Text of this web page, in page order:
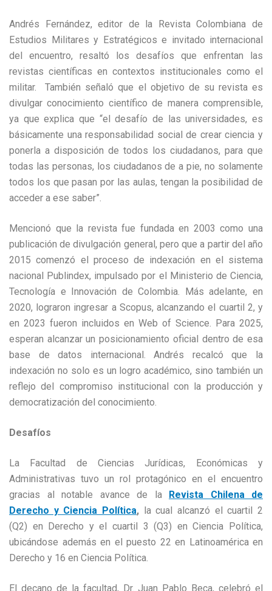
Andrés Fernández, editor de la Revista Colombiana de
Estudios Militares y Estratégicos e invitado internacional
del encuentro, resaltó los desafíos que enfrentan las
revistas científicas en contextos institucionales como el
militar. También señaló que el objetivo de su revista es
divulgar conocimiento científico de manera comprensible,
ya que explica que “el desafío de las universidades, es
básicamente una responsabilidad social de crear ciencia y
ponerla a disposición de todos los ciudadanos, para que
todas las personas, los ciudadanos de a pie, no solamente
todos los que pasan por las aulas, tengan la posibilidad de
acceder a ese saber”.
Mencionó que la revista fue fundada en 2003 como una
publicación de divulgación general, pero que a partir del año
2015 comenzó el proceso de indexación en el sistema
nacional Publindex, impulsado por el Ministerio de Ciencia,
Tecnología e Innovación de Colombia. Más adelante, en
2020, lograron ingresar a Scopus, alcanzando el cuartil 2, y
en 2023 fueron incluidos en Web of Science. Para 2025,
esperan alcanzar un posicionamiento oficial dentro de esa
base de datos internacional. Andrés recalcó que la
indexación no solo es un logro académico, sino también un
reflejo del compromiso institucional con la producción y
democratización del conocimiento.
Desafíos
La Facultad de Ciencias Jurídicas, Económicas y
Administrativas tuvo un rol protagónico en el encuentro
gracias al notable avance de la Revista Chilena de
Derecho y Ciencia Política, la cual alcanzó el cuartil 2
(Q2) en Derecho y el cuartil 3 (Q3) en Ciencia Política,
ubicándose además en el puesto 22 en Latinoamérica en
Derecho y 16 en Ciencia Política.
El decano de la facultad, Dr. Juan Pablo Beca, celebró el